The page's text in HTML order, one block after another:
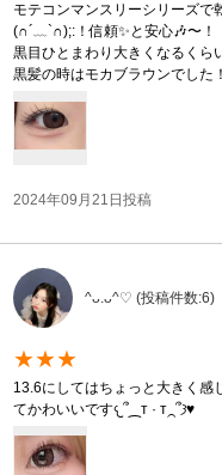
モテコンマンスリーシリーズで
(∩´﹏`∩);:！信頼✨と安心🎶〜！
黒目ひとまわり大きくなるくら
黒髪の時はモカブラウンでした
2024年09月21日投稿
^ᴗ.ᴗ^♡ (投稿件数:6)
★★★
13.6にしてはちょっと大きく感
てかわいいです𐔌՞⁔т · т⁔՞𐦯♥️